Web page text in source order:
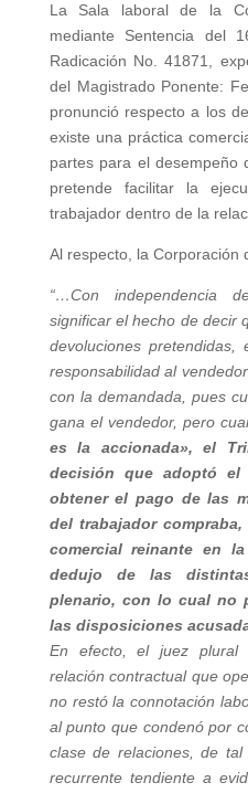
La Sala laboral de la
mediante Sentencia del
Radicación No. 41871,
del Magistrado Ponente:
pronunció respecto a los
existe una práctica
partes para el desempeño
pretende facilitar la
trabajador dentro de la
Al respecto, la Corporación
“…Con independencia
significar el hecho de decir
devoluciones
responsabilidad al
con la demandada, pues
gana el vendedor, pero
es la accionada», el
decisión que adoptó
obtener el pago de las
del trabajador
comercial reinante en
dedujo de las
plenario, con lo cual no
las disposiciones
En efecto, el juez plural
relación contractual que
no restó la connotación
al punto que condenó por
clase de relaciones, de
recurrente tendiente a